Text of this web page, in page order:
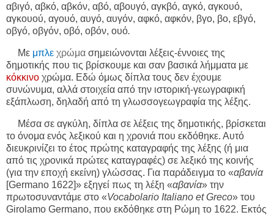
αβιγό, αβκό, αβκόν, αβό, αβουγό, αγκβό, αγκό, αγκουό,
αγκουού, αγουό, αυγό, αυγόν, αφκό, αφκόν, βγο, βο, εβγό,
οβγό, οβγόν, οβό, οβόν, ουό.
Με μπλε χρώμα σημειώνονται λέξεις-έννοιες της
δημοτικής που τις βρίσκουμε και σαν βασικά λήμματα με
κόκκινο χρώμα. Εδώ όμως δίπλα τους δεν έχουμε
συνώνυμα, αλλά στοιχεία από την ιστορική-γεωγραφική
εξάπλωση, δηλαδή από τη γλωσσογεωγραφία της λέξης.
Μέσα σε αγκύλη, δίπλα σε λέξεις της δημοτικής, βρίσκεται
το όνομα ενός λεξικού και η χρονιά που εκδόθηκε. Αυτό
διευκρινίζει το έτος πρώτης καταγραφής της λέξης (ή μια
από τις χρονικά πρώτες καταγραφές) σε λεξικό της κοινής
(για την εποχή εκείνη) γλώσσας. Για παράδειγμα το «αβανία
[Germano 1622]» εξηγεί πως τη λέξη «αβανία» την
πρωτοσυναντάμε στο «Vocabolario Italiano et Greco» του
Girolamo Germano, που εκδόθηκε στη Ρώμη το 1622. Εκτός